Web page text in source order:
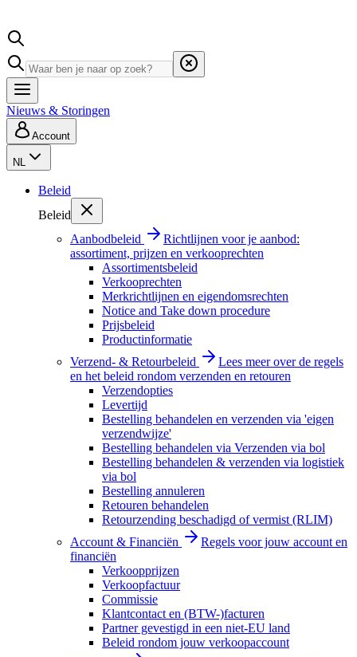
Nieuws & Storingen
Account
NL
Beleid
Beleid
Aanbodbeleid
Richtlijnen voor je aanbod:
assortiment, prijzen en verkooprechten
Assortimentsbeleid
Verkooprechten
Merkrichtlijnen en eigendomsrechten
Notice and Take down procedure
Prijsbeleid
Productinformatie
Verzend- & Retourbeleid
Lees meer over de regels
en het beleid rondom verzenden en retouren
Verzendopties
Levertijd
Bestelling behandelen en verzenden via 'eigen
verzendwijze'
Bestelling behandelen via Verzenden via bol
Bestelling behandelen & verzenden via logistiek
via bol
Bestelling annuleren
Retouren behandelen
Retourzending beschadigd of vermist (RLIM)
Account & Financiën
Regels voor jouw account en
financiën
Verkoopprijzen
Verkoopfactuur
Commissie
Klantcontact en (BTW-)facturen
Partner gevestigd in een niet-EU land
Beleid rondom jouw verkoopaccount